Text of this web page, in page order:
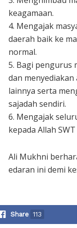
keagamaan.
4. Mengajak
daerah baik ke
normal.
5. Bagi pengurus
dan
lainnya serta
sajadah sendiri.
6. Mengajak
kepada Allah
Ali Mukhni
edaran ini demi
Share 113